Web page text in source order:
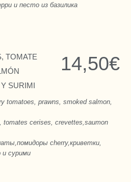
и песто из базилика
TOMATE
SURIMI
14,50€
tomatoes, prawns, smoked salmon,
tomates cerises, crevettes,saumon
cherry,криветки,
и сурими